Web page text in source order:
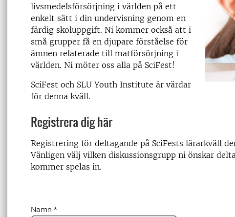
livsmedelsförsörjning i världen på ett
enkelt sätt i din undervisning genom en
färdig skoluppgift. Ni kommer också att i
små grupper få en djupare förståelse för
ämnen relaterade till matförsörjning i
världen. Ni möter oss alla på SciFest!
SciFest och SLU Youth Institute är värdar
för denna kväll.
Registrera dig här
Registrering för deltagande på SciFests lärarkväll
Vänligen välj vilken diskussionsgrupp ni önskar
kommer spelas in.
Namn *